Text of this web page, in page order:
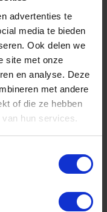
advertenties te
media te bieden
Ook delen we
site met onze
en analyse. Deze
met andere
of die ze hebben
hun services.